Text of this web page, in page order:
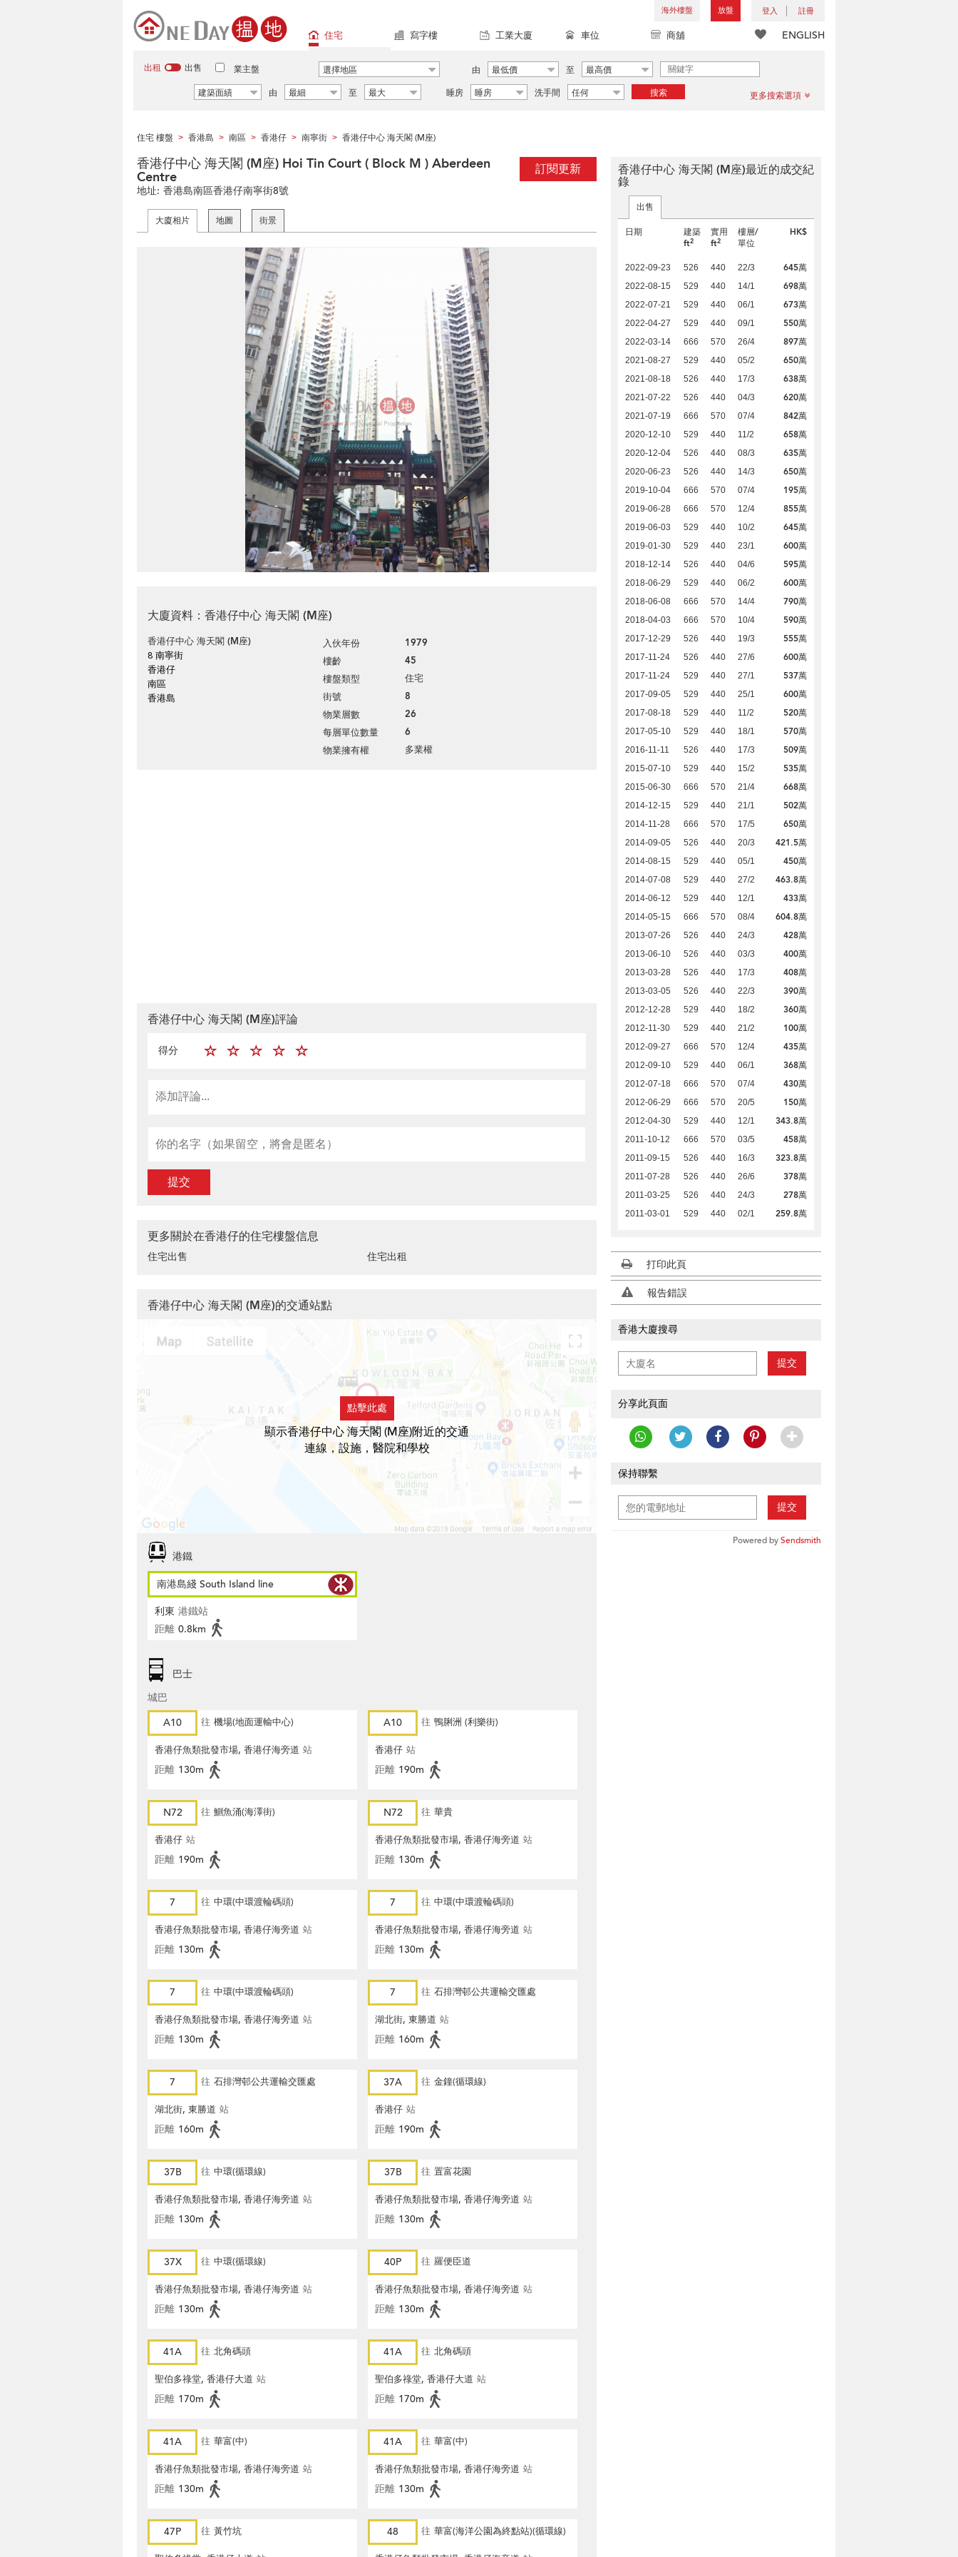
海外樓盤 放盤 登入 註冊
ENGLISH
住宅 寫字樓 工業大廈 車位 商舖
出租 出售 業主盤 選擇地區 由 最低價 至
最高價
建築面績
由 最細 至 最大 睡房 睡房 洗手間 任何 搜索 更多搜索選項
住宅 樓盤 > 香港島 > 南區 > 香港仔 > 南寧街 > 香港仔中心 海天閣 (M座)
訂閱更新
香港仔中心 海天閣 (M座) Hoi Tin Court ( Block M ) Aberdeen
Centre
地址: 香港島南區香港仔南寧街8號
大廈相片 地圖 街景
大廈資料：香港仔中心 海天閣 (M座)
香港仔中心 海天閣 (M座)
8 南寧街
香港仔
南區
香港島
入伙年份 1979
樓齡 45
樓盤類型 住宅
街號 8
物業層數 26
每層單位數量 6
物業擁有權 多業權
香港仔中心 海天閣 (M座)評論
得分
提交
更多關於在香港仔的住宅樓盤信息
住宅出售 住宅出租
香港仔中心 海天閣 (M座)的交通站點
點擊此處
顯示香港仔中心 海天閣 (M座)附近的交通
連線，設施，醫院和學校
港鐵
南港島綫 South Island line
利東 港鐵站
距離 0.8km
巴士
城巴
A10
往 機場(地面運輸中心)
香港仔魚類批發市場, 香港仔海旁道 站
距離 130m
A10 往 鴨脷洲 (利樂街)
香港仔 站
距離 190m
N72 往 鰂魚涌(海澤街)
香港仔 站
距離 190m
N72 往 華貴
香港仔魚類批發市場, 香港仔海旁道 站
距離 130m
7 往 中環(中環渡輪碼頭)
香港仔魚類批發市場, 香港仔海旁道 站
距離 130m
7 往 中環(中環渡輪碼頭)
香港仔魚類批發市場, 香港仔海旁道 站
距離 130m
7 往 中環(中環渡輪碼頭)
香港仔魚類批發市場, 香港仔海旁道 站
距離 130m
7 往 石排灣邨公共運輸交匯處
湖北街, 東勝道 站
距離 160m
7 往 石排灣邨公共運輸交匯處
湖北街, 東勝道 站
距離 160m
37A 往 金鐘(循環線)
香港仔 站
距離 190m
37B 往 中環(循環線)
香港仔魚類批發市場, 香港仔海旁道 站
距離 130m
37B 往 置富花園
香港仔魚類批發市場, 香港仔海旁道 站
距離 130m
37X 往 中環(循環線)
香港仔魚類批發市場, 香港仔海旁道 站
距離 130m
40P 往 羅便臣道
香港仔魚類批發市場, 香港仔海旁道 站
距離 130m
41A 往 北角碼頭
聖伯多祿堂, 香港仔大道 站
距離 170m
41A 往 北角碼頭
聖伯多祿堂, 香港仔大道 站
距離 170m
41A 往 華富(中)
香港仔魚類批發市場, 香港仔海旁道 站
距離 130m
41A 往 華富(中)
香港仔魚類批發市場, 香港仔海旁道 站
距離 130m
47P 往 黃竹坑 48 往 華富(海洋公園為終點站)(循環線)
香港仔中心 海天閣 (M座)最近的成交紀
錄
出售
日期
建築
ft2
實用
ft2
樓層/
單位
HK$
2022-09-23 526 440 22/3 645萬
2022-08-15 529 440 14/1 698萬
2022-07-21 529 440 06/1 673萬
2022-04-27 529 440 09/1 550萬
2022-03-14 666 570 26/4 897萬
2021-08-27 529 440 05/2 650萬
2021-08-18 526 440 17/3 638萬
2021-07-22 526 440 04/3 620萬
2021-07-19 666 570 07/4 842萬
2020-12-10 529 440 11/2 658萬
2020-12-04 526 440 08/3 635萬
2020-06-23 526 440 14/3 650萬
2019-10-04 666 570 07/4 195萬
2019-06-28 666 570 12/4 855萬
2019-06-03 529 440 10/2 645萬
2019-01-30 529 440 23/1 600萬
2018-12-14 526 440 04/6 595萬
2018-06-29 529 440 06/2 600萬
2018-06-08 666 570 14/4 790萬
2018-04-03 666 570 10/4 590萬
2017-12-29 526 440 19/3 555萬
2017-11-24 526 440 27/6 600萬
2017-11-24 529 440 27/1 537萬
2017-09-05 529 440 25/1 600萬
2017-08-18 529 440 11/2 520萬
2017-05-10 529 440 18/1 570萬
2016-11-11 526 440 17/3 509萬
2015-07-10 529 440 15/2 535萬
2015-06-30 666 570 21/4 668萬
2014-12-15 529 440 21/1 502萬
2014-11-28 666 570 17/5 650萬
2014-09-05 526 440 20/3 421.5萬
2014-08-15 529 440 05/1 450萬
2014-07-08 529 440 27/2 463.8萬
2014-06-12 529 440 12/1 433萬
2014-05-15 666 570 08/4 604.8萬
2013-07-26 526 440 24/3 428萬
2013-06-10 526 440 03/3 400萬
2013-03-28 526 440 17/3 408萬
2013-03-05 526 440 22/3 390萬
2012-12-28 529 440 18/2 360萬
2012-11-30 529 440 21/2 100萬
2012-09-27 666 570 12/4 435萬
2012-09-10 529 440 06/1 368萬
2012-07-18 666 570 07/4 430萬
2012-06-29 666 570 20/5 150萬
2012-04-30 529 440 12/1 343.8萬
2011-10-12 666 570 03/5 458萬
2011-09-15 526 440 16/3 323.8萬
2011-07-28 526 440 26/6 378萬
2011-03-25 526 440 24/3 278萬
2011-03-01 529 440 02/1 259.8萬
打印此頁
報告錯誤
香港大廈搜尋
提交
分享此頁面
保持聯繫
提交
Powered bySendsmith